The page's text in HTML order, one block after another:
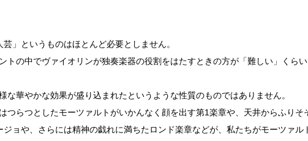
」というものはほとんど必要としません。
トの中でヴァイオリンが独奏楽器の役割をはたすときの方が「難しい」くら
な華やかな効果が盛り込まれたというような性質のものではありません。
つらつとしたモーツァルトがいかんなく顔を出す第1楽章や、天井からふりそ
ョや、さらには精神の戯れに満ちたロンド楽章などが、私たちがモーツァル